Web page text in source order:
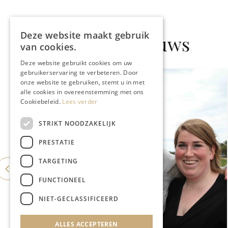
Gerelateerd nieuws
LIMBOURGEOIS
Deze website maakt gebruik
van cookies.
Deze website gebruikt cookies om uw
gebruikerservaring te verbeteren. Door
onze website te gebruiken, stemt u in met
alle cookies in overeenstemming met ons
Cookiebeleid. Lees verder
STRIKT NOODZAKELIJK
PRESTATIE
TARGETING
FUNCTIONEEL
NIET-GECLASSIFICEERD
ALLES ACCEPTEREN